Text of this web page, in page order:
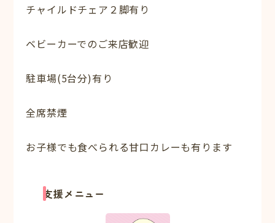
チャイルドチェア２脚有り
ベビーカーでのご来店歓迎
駐車場(5台分)有り
全席禁煙
お子様でも食べられる甘口カレーも有ります
支援メニュー